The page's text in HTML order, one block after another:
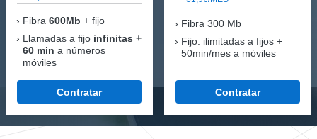
Fibra 600Mb + fijo
Llamadas a fijo infinitas +
60 min a números
móviles
Contratar
Fibra 300 Mb
Fijo: ilimitadas a fijos +
50min/mes a móviles
Contratar